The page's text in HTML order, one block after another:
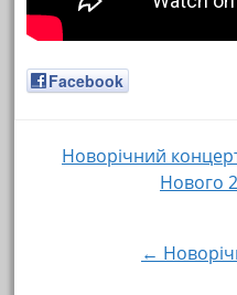
Facebook
Навигация по
Новорічний
Нового
←